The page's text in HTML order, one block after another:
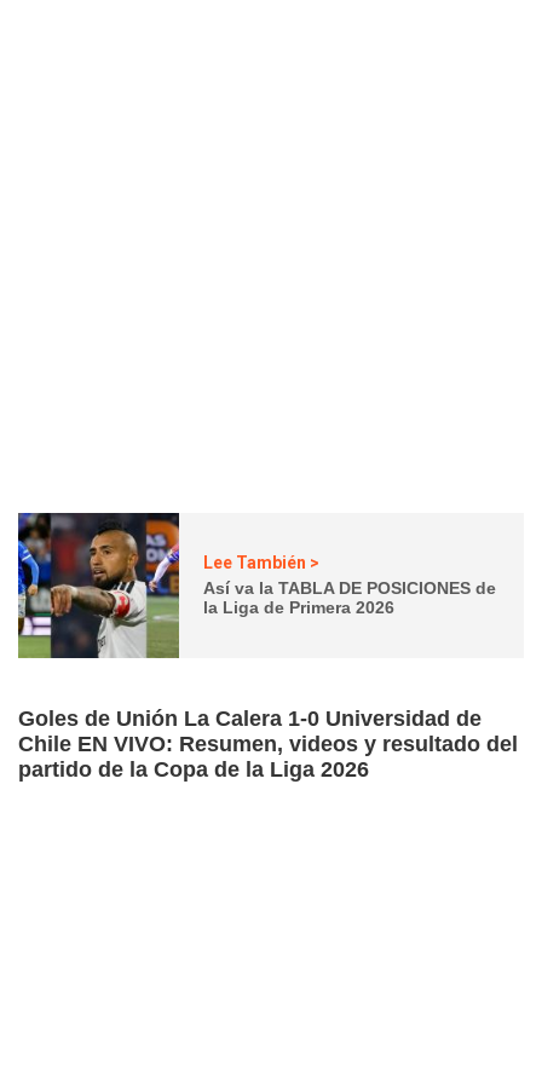
Lee También >
Así va la TABLA DE POSICIONES de
la Liga de Primera 2026
Goles de Unión La Calera 1-0 Universidad de
Chile EN VIVO: Resumen, videos y resultado del
partido de la Copa de la Liga 2026